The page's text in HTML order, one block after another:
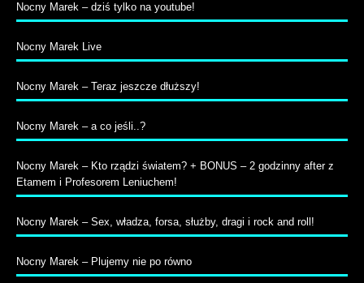
Nocny Marek – dziś tylko na youtube!
Nocny Marek Live
Nocny Marek – Teraz jeszcze dłuższy!
Nocny Marek – a co jeśli..?
Nocny Marek – Kto rządzi światem? + BONUS – 2 godzinny after z
Etamem i Profesorem Leniuchem!
Nocny Marek – Sex, władza, forsa, służby, dragi i rock and roll!
Nocny Marek – Plujemy nie po równo